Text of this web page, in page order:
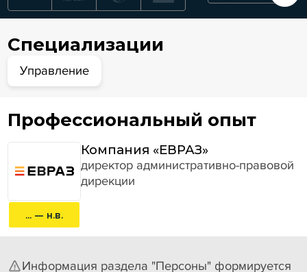
Специализации
Управление
Профессиональный опыт
... — н.в.
Компания «ЕВРАЗ»
директор административно-правовой
дирекции
Информация раздела "Персоны" формируется